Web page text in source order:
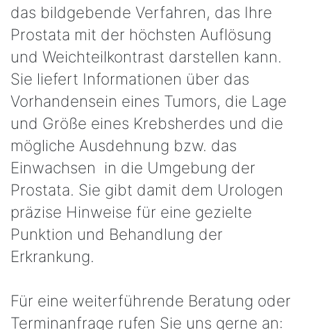
das bildgebende Verfahren, das Ihre
Prostata mit der höchsten Auflösung
und Weichteilkontrast darstellen kann.
Sie liefert Informationen über das
Vorhandensein eines Tumors, die Lage
und Größe eines Krebsherdes und die
mögliche Ausdehnung bzw. das
Einwachsen in die Umgebung der
Prostata. Sie gibt damit dem Urologen
präzise Hinweise für eine gezielte
Punktion und Behandlung der
Erkrankung.
Für eine weiterführende Beratung oder
Terminanfrage rufen Sie uns gerne an: